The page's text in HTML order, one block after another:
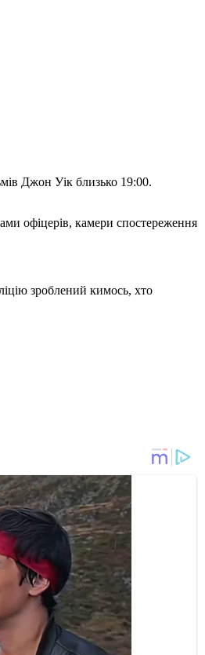
Джон Уік близько 19:00.
офіцерів, камери спостереження
зроблений кимось, хто